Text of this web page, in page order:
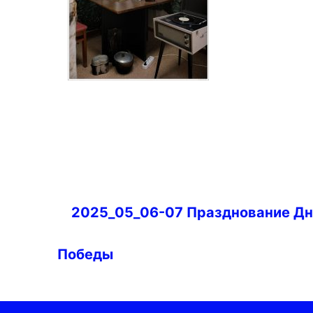
Навигация
записям
2025_05_06-07 Празднование
Победы